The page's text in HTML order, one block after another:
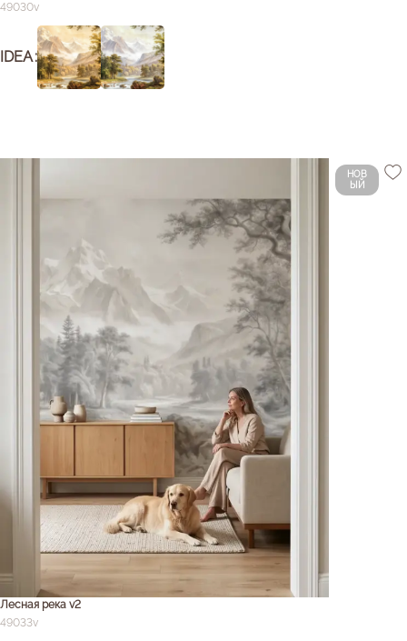
49030v
IDEA
НОВ
ЫЙ
Лесная река v2
49033v